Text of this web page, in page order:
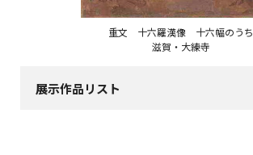
重文 十六羅漢像 十六幅のうち
滋賀・大練寺
展示作品リスト